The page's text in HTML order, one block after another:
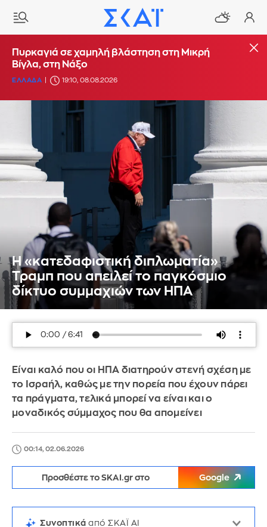
Πυρκαγιά σε χαμηλή βλάστηση στη Μικρή
Βίγλα, στη Νάξο
ΕΛΛΑΔΑ 19:10, 08.08.2026
Η «κατεδαφιστική διπλωματία»
Τραμπ που απειλεί το παγκόσμιο
δίκτυο συμμαχιών των ΗΠΑ
Είναι καλό που οι ΗΠΑ διατηρούν στενή σχέση με
το Ισραήλ, καθώς με την πορεία που έχουν πάρει
τα πράγματα, τελικά μπορεί να είναι και ο
μοναδικός σύμμαχος που θα απομείνει
00:14, 02.06.2026
Προσθέστε το SKAI.gr στο Google
Συνοπτικά από ΣΚΑΪ AI